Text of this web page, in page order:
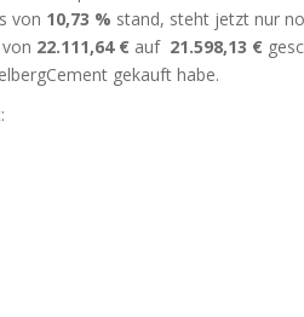
von 10,73 % stand, steht jetzt nur
22.111,64 € auf 21.598,13 €
gekauft habe.